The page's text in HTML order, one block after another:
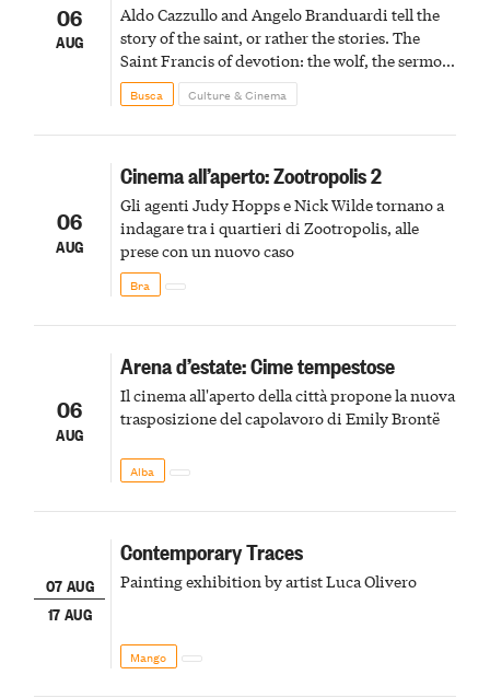
06
AUG
Aldo Cazzullo and Angelo Branduardi tell the
story of the saint, or rather the stories. The
Saint Francis of devotion: the wolf, the sermon
to the birds, the stigmata
Busca Culture & Cinema
06
AUG
Cinema all’aperto: Zootropolis 2
Gli agenti Judy Hopps e Nick Wilde tornano a
indagare tra i quartieri di Zootropolis, alle
prese con un nuovo caso
Bra
06
AUG
Arena d’estate: Cime tempestose
Il cinema all'aperto della città propone la nuova
trasposizione del capolavoro di Emily Brontë
Alba
07 AUG
17 AUG
Contemporary Traces
Painting exhibition by artist Luca Olivero
Mango